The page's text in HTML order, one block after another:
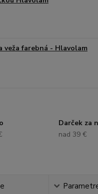
veža farebná - Hlavolam
Darček za
nad 39 €